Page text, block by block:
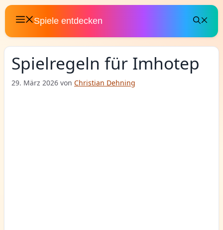
Zum
Inhalt
springen
Spiele entdecken
Spielregeln für Imhotep
29. März 2026 von Christian Dehning